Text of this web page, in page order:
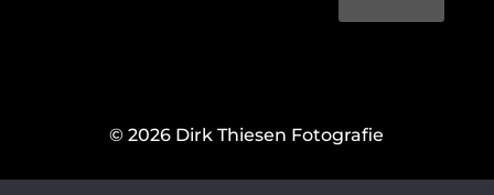
© 2026 Dirk Thiesen Fotografie